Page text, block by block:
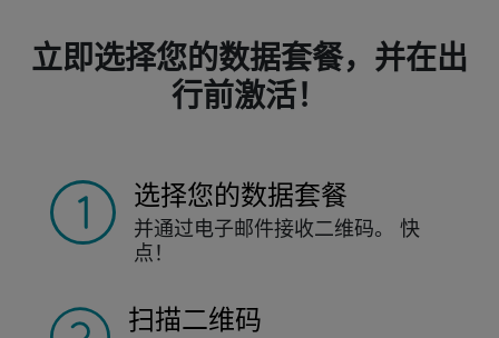
立即选择您的数据套餐，并在出
行前激活！
选择您的数据套餐
并通过电子邮件接收二维码。
快
点！
扫描二维码